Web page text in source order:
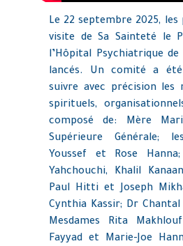
Le 22 septembre 2025,
visite de Sa Sainteté le
l’Hôpital Psychiatrique
lancés. Un comité a
suivre avec précision les
spirituels,
composé de: Mère
Supérieure Générale;
Youssef et Rose
Yahchouchi, Khalil
Paul Hitti et Joseph
Cynthia Kassir; Dr
Mesdames Rita
Fayyad et Marie-Joe